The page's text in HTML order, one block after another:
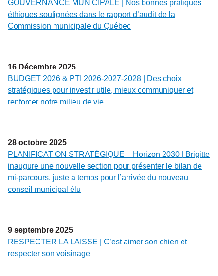
GOUVERNANCE MUNICIPALE | Nos bonnes pratiques
éthiques soulignées dans le rapport d’audit de la
Commission municipale du Québec
16 Décembre 2025
BUDGET 2026 & PTI 2026-2027-2028 | Des choix
stratégiques pour investir utile, mieux communiquer et
renforcer notre milieu de vie
28 octobre 2025
PLANIFICATION STRATÉGIQUE – Horizon 2030 | Brigitte
inaugure une nouvelle section pour présenter le bilan de
mi-parcours, juste à temps pour l’arrivée du nouveau
conseil municipal élu
9 septembre 2025
RESPECTER LA LAISSE | C’est aimer son chien et
respecter son voisinage